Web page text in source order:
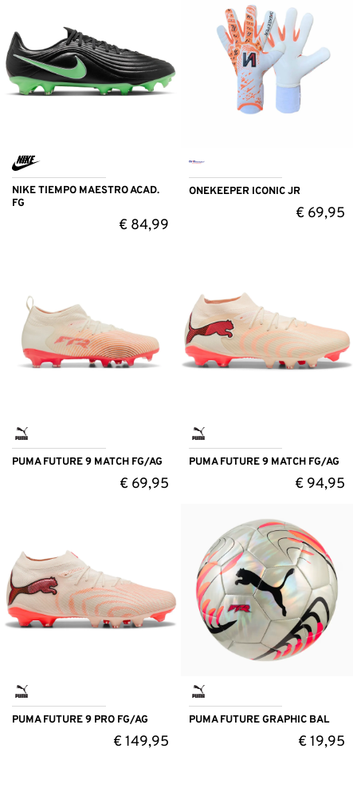
NIKE TIEMPO MAESTRO ACAD.
FG
€84,99
ONEKEEPER ICONIC JR
€ 69,95
PUMA FUTURE 9 MATCH FG/AG
€69,95
PUMA FUTURE 9 MATCH FG/AG
€ 94,95
PUMA FUTURE 9 PRO FG/AG
€149,95
PUMA FUTURE GRAPHIC BAL
€19,95